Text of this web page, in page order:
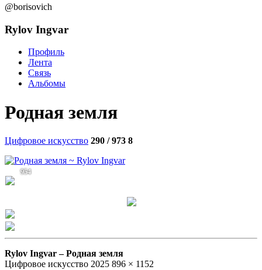
@borisovich
Rylov Ingvar
Профиль
Лента
Связь
Альбомы
Родная земля
Цифровое искусство 290 / 973 8
954
Rylov Ingvar –Родная земля
Цифровое искусство 2025 896 × 1152